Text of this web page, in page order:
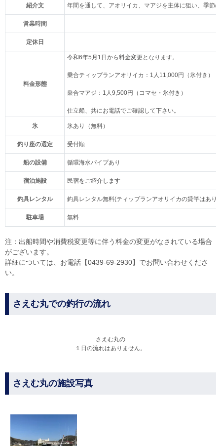
紹介文 年間を通して、アオリイカ、マアジを主体に狙い、季節
営業時間
定休日
料金形態
令和6年5月1日から料金変更となります。
乗合ティップランアオリイカ：1人11,000円（氷付き）
乗合マアジ：1人9,500円（コマセ・氷付き）
仕立船、共にお電話でご確認して下さい。
氷 氷あり（無料）
釣り座の選定 受付順
船の設備 循環海水パイプあり
宿泊施設 民宿をご紹介します
釣具レンタル 釣具レンタル無料(ティップランアオリイカの貸竿はあり
駐車場 無料
注：出船時間や消費税変更等に伴う料金の変更がなされている場合
がございます。
詳細については、お電話【0439-69-2930】でお問い合わせくださ
い。
さえむ丸での釣行の流れ
さえむ丸の
１日の流れはありません。
さえむ丸の施設写真